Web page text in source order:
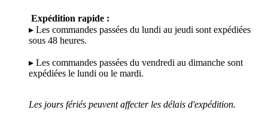
Expédition rapide :
▸ Les commandes passées du lundi au jeudi sont expédiées
sous 48 heures.
▸ Les commandes passées du vendredi au dimanche sont
expédiées le lundi ou le mardi.
Les jours fériés peuvent affecter les délais d'expédition.